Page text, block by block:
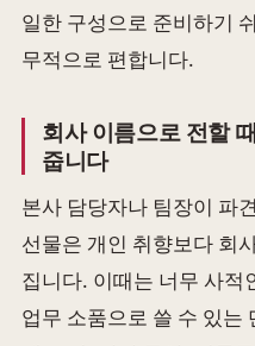
일한 구성으로 준비하기
무적으로 편합니다.
회사 이름으로 전할
줍니다
본사 담당자나 팀장이 파
선물은 개인 취향보다 회
집니다. 이때는 너무 사적
업무 소품으로 쓸 수 있는